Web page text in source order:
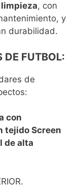
, con
y
durabilidad.
DE FUTBOL:
de
con
tejido Screen
de alta